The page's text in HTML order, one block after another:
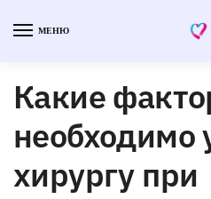
МЕНЮ
Какие
необходимо
хирургу при